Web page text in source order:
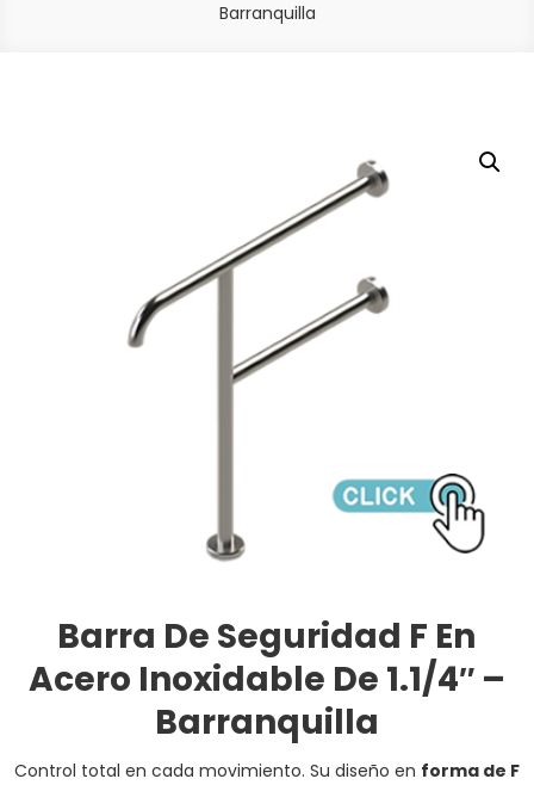
Barranquilla
Barra De Seguridad F En
Acero Inoxidable De 1.1/4″ –
Barranquilla
Control total en cada movimiento. Su diseño en forma de F